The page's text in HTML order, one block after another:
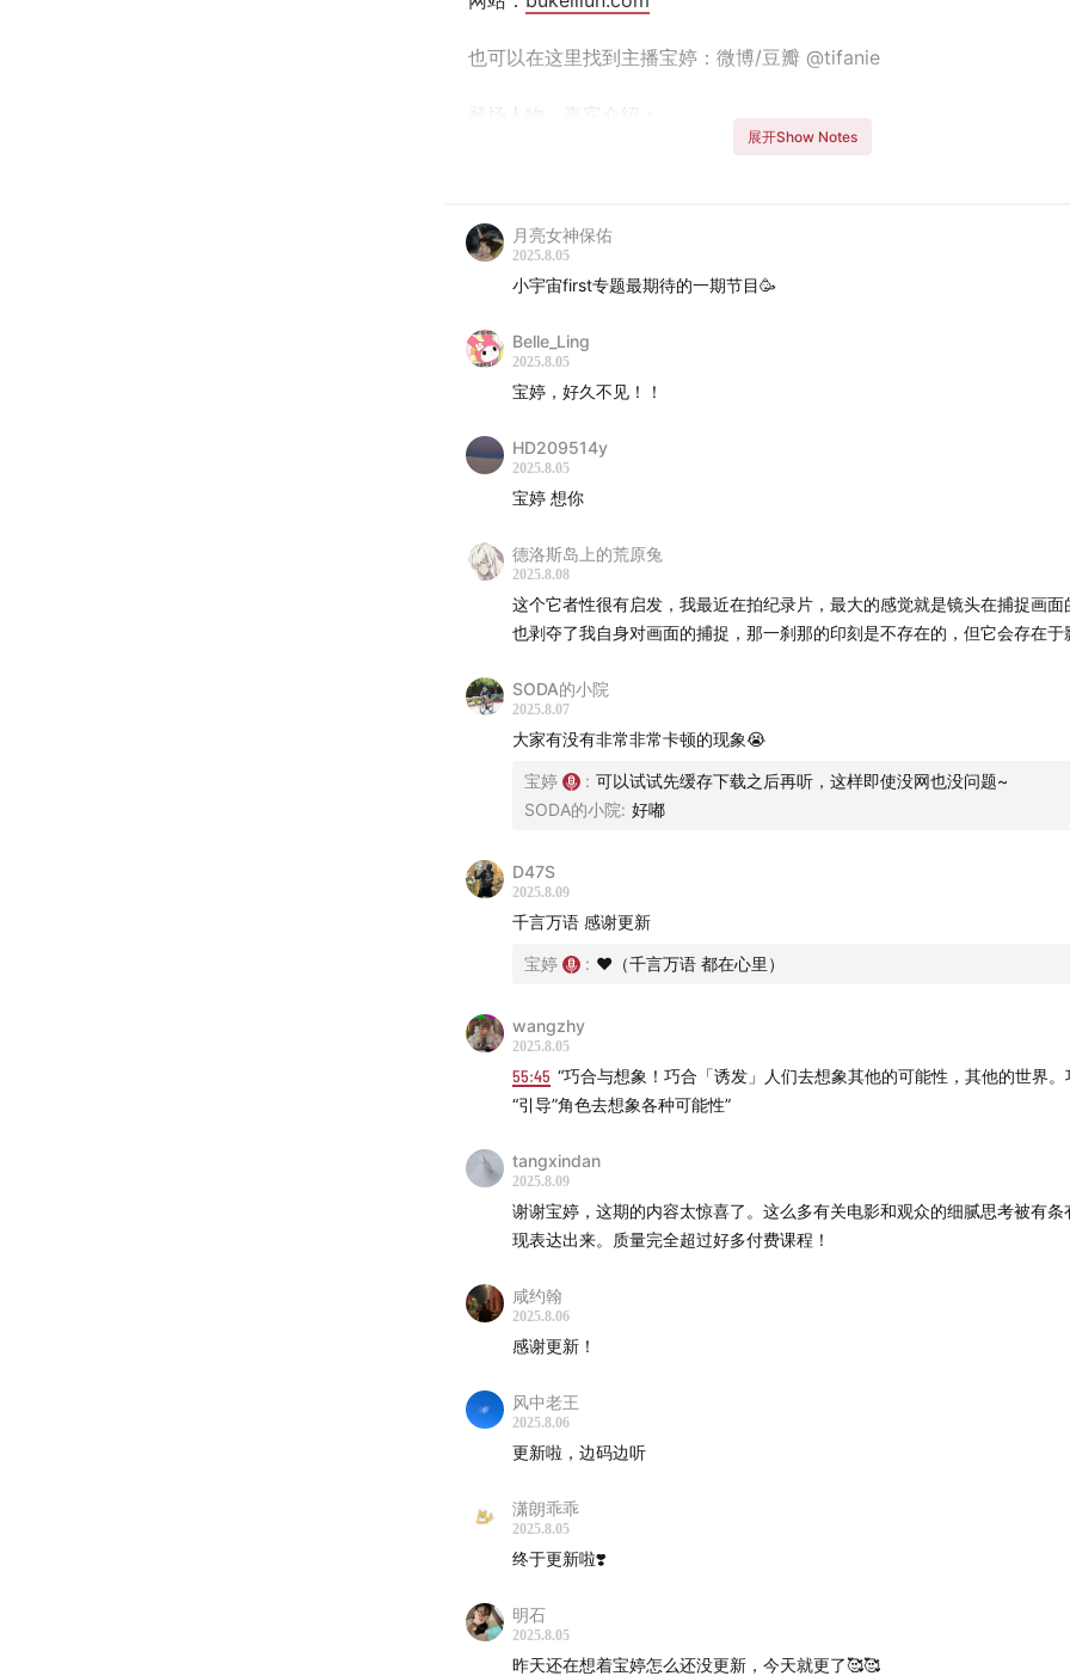
也可以在这里找到主播宝婷：微博/豆瓣 @tifanie
年》，代表作《我的姐姐》、《野孩子》。
周美君：演员，11岁初入影坛在文晏导演的《嘉年华》中饰演孟小文
btr：作家、影评人。
李奎：演员，话剧《虚影》主演。
陈老巨：当代戏剧导演，以其前卫奇幻的创作风格和跨学科背景著称
《荒原狗》、《俄狄浦斯与机械神谕》、《晶体结构》等。
张帅：导演，2016年毕业于北京交通大学机械与电子工程学系，之后
从事影像行业工作至今。
方文：导演，作品有纪录片《渡我去太湖》等，也作为摄影、执行制
参与电影制作。
张钰：导演，毕业于东京艺术大学导演专业，作品有长片《杀死紫罗
片《陌生的人》。
何齐：戏剧导演、编剧，睡不好的工作室成员，代表作《我和我的新
典》、《静态人像》、《夏日声响：海鸥》等。
萨姆·门德斯导演、杰克·索恩编剧话剧作品《动机与提示》
·吉尔古德爵士执导当红电影演员理查德·伯顿。
纪录片《梦的背后》
关于 First Frame「她的一帧」单元：由FIRST青年电影展携手香奈儿
题影像书写，拓延女性议题相关的常态化关注及学术沉淀，在华语青
镜头中重寻女性叙事的火种。
殷若昕导演的导师、中央戏剧学院导演系教授姜若愚
殷若昕导演提到的画面：《我的姐姐》中的天台戏；《野孩子》中奔
物运动与鸽子飞起交映的瞬间；
日本编剧平田織佐，提到「拒绝主题先行」、「语境」概念的说法都
书《演劇入門》，感谢何齐给我推荐了这本书
btr提到「导演的方法」时提到的作品和人物：
佩德罗·科斯塔和演员文图拉
濱口竜介谈《欢乐时光》的采访片段出自2023年9月的访谈视频
CONVERSAZIONE CON RYUSUKE HAMAGUCHI（
书《滨口龙介：那些欢乐时光》
濱口竜介〈他なる映画と 1：映画講座集成！〉
〈他なる映画と 2
評集成！〉
时间点在07:32
大野一雄（1906～2010），日本舞踏家
睡不好的工作室公众号文章：
胡璇艺《虚影》创作谈《我想要找到哭
处》 、何齐导演手记 《如何造一个梦》
展开Show Notes
月亮女神保佑
2025.8.05
小宇宙first专题最期待的一期节目🥳
Belle_Ling
2025.8.05
宝婷，好久不见！！
HD209514y
2025.8.05
宝婷 想你
德洛斯岛上的荒原兔
2025.8.08
这个它者性很有启发，我最近在拍纪录片，最大的感觉就是镜头在捕捉画面
也剥夺了我自身对画面的捕捉，那一刹那的印刻是不存在的，但它会存在于
SODA的小院
2025.8.07
大家有没有非常非常卡顿的现象😭
宝婷 : 可以试试先缓存下载之后再听，这样即使没网也没问题~
SODA的小院: 好嘟
D47S
2025.8.09
千言万语 感谢更新
宝婷 : ❤️（千言万语 都在心里）
wangzhy
2025.8.05
55:45 “巧合与想象！巧合「诱发」人们去想象其他的可能性，其他的世界
“引导”角色去想象各种可能性”
tangxindan
2025.8.09
谢谢宝婷，这期的内容太惊喜了。这么多有关电影和观众的细腻思考被有条
现表达出来。质量完全超过好多付费课程！
咸约翰
2025.8.06
感谢更新！
风中老王
2025.8.06
更新啦，边码边听
潇朗乖乖
2025.8.05
终于更新啦❣️
明石
2025.8.05
昨天还在想着宝婷怎么还没更新，今天就更了🥰🥰